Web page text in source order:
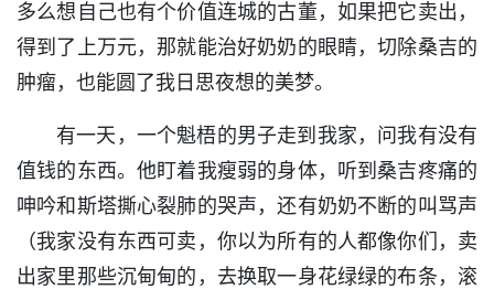
多么想自己也有个价值连城的古董，如果把它卖出，
得到了上万元，那就能治好奶奶的眼睛，切除桑吉的
肿瘤，也能圆了我日思夜想的美梦。
有一天，一个魁梧的男子走到我家，问我有没有
值钱的东西。他盯着我瘦弱的身体，听到桑吉疼痛的
呻吟和斯塔撕心裂肺的哭声，还有奶奶不断的叫骂声
（我家没有东西可卖，你以为所有的人都像你们，卖
出家里那些沉甸甸的，去换取一身花绿绿的布条，滚